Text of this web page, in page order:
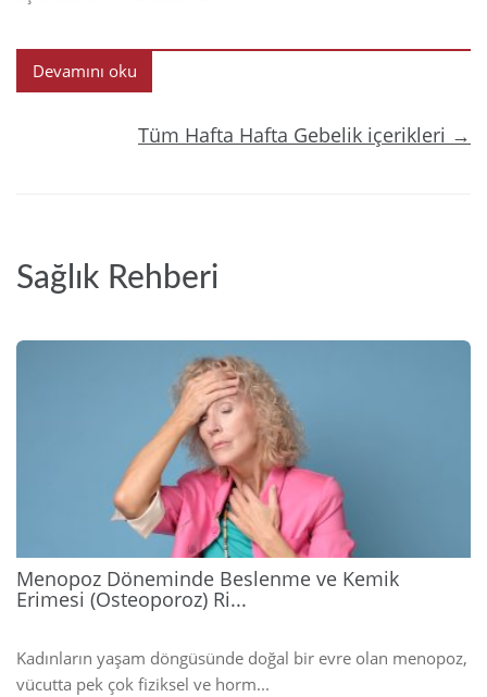
Devamını oku
Tüm Hafta Hafta Gebelik içerikleri →
Sağlık Rehberi
Menopoz Döneminde Beslenme ve Kemik
Erimesi (Osteoporoz) Ri...
Kadınların yaşam döngüsünde doğal bir evre olan menopoz,
vücutta pek çok fiziksel ve horm...